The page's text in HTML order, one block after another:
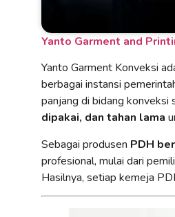
Yanto Garment and
Yanto Garment Konveksi
berbagai instansi
panjang di bidang
dipakai, dan tahan lama
Sebagai produsen PDH
profesional, mulai dari
Hasilnya, setiap kemeja